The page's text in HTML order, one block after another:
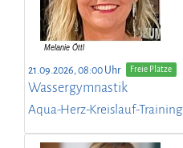
21.09.2026, 08:00 Uhr Freie Plätze
Wassergymnastik
Aqua-Herz-Kreislauf-Training